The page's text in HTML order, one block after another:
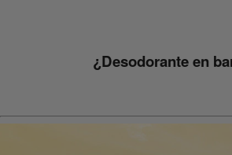
¿Desodorante en